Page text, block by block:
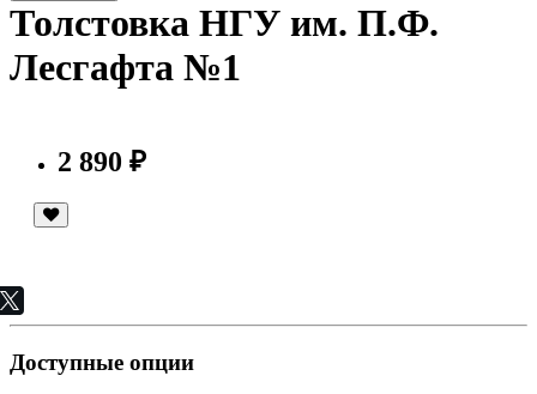
Толстовка НГУ им. П.Ф.
Лесгафта №1
2 890 ₽
Доступные опции